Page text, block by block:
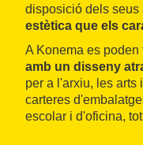
disposició dels seus
estètica que els
A Konema es poden
amb un disseny
per a l'arxiu, les arts
carteres
escolar i d'oficina,